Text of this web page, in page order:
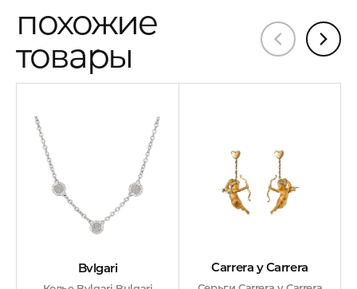
похожие
товары
Bvlgari Carrera y Carrera